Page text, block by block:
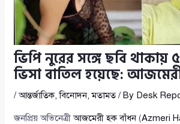
ভিপি নুরের সঙ্গে ছবি থাকায়
ভিসা বাতিল হয়েছে:
/আন্তর্জাতিক,বিনোদন,মতামত/ By Desk
জনপ্রিয় অভিনেত্রীআজমেরী হক বাঁধন(Azmeri